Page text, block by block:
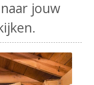
jouw